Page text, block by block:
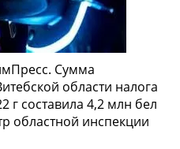
Сумма
области налога
г составила 4,2 млн бел
областной инспекции